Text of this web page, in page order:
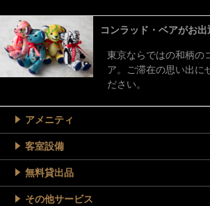
コンラッド・ベアがお出
東京ならではの和柄の
ア。ご滞在の思い出に
ださい。
アメニティ
客室設備
無料貸出品
その他サービス